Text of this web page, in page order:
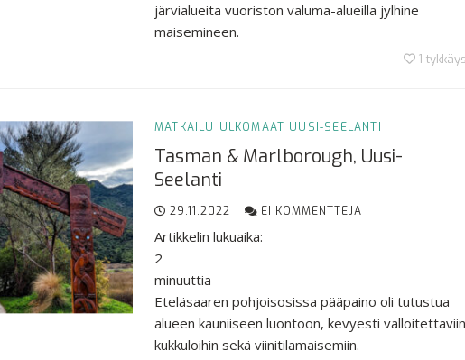
järvialueita vuoriston valuma-alueilla jylhine
maisemineen.
1 tykkäys
MATKAILU ULKOMAAT UUSI-SEELANTI
Tasman & Marlborough, Uusi-
Seelanti
29.11.2022 EI KOMMENTTEJA
Artikkelin lukuaika:
2
minuuttia
Eteläsaaren pohjoisosissa pääpaino oli tutustua
alueen kauniiseen luontoon, kevyesti valloitettaviin
kukkuloihin sekä viinitilamaisemiin.